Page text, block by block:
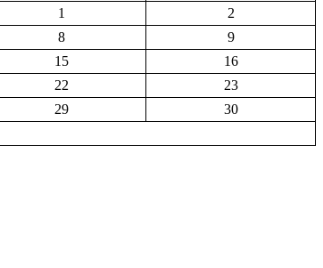
1
2
8
9
15
16
22
23
29
30